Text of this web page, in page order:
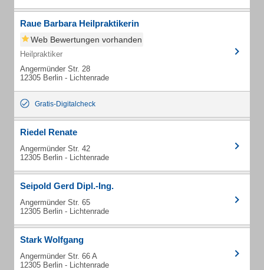
Raue Barbara Heilpraktikerin
Web Bewertungen vorhanden
Heilpraktiker
Angermünder Str. 28
12305 Berlin - Lichtenrade
Gratis-Digitalcheck
Riedel Renate
Angermünder Str. 42
12305 Berlin - Lichtenrade
Seipold Gerd Dipl.-Ing.
Angermünder Str. 65
12305 Berlin - Lichtenrade
Stark Wolfgang
Angermünder Str. 66 A
12305 Berlin - Lichtenrade